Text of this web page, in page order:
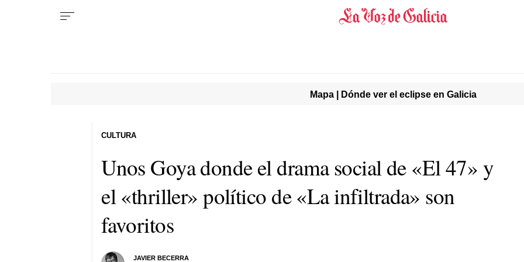
Mapa | Dónde ver el eclipse en Galicia
Unos Goya donde el drama social de «El 47» y
el «thriller» político de «La infiltrada» son
favoritos
JAVIER BECERRA
CULTURA